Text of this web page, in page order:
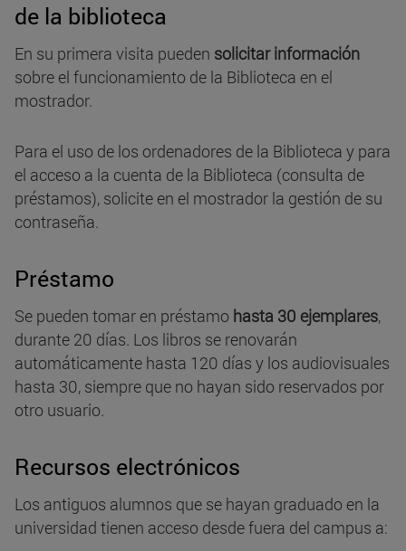
de la biblioteca
En su primera visita pueden solicitar información
sobre el funcionamiento de la Biblioteca en el
mostrador.
Para el uso de los ordenadores de la Biblioteca y para
el acceso a la cuenta de la Biblioteca (consulta de
préstamos), solicite en el mostrador la gestión de su
contraseña.
Préstamo
Se pueden tomar en préstamo hasta 30 ejemplares,
durante 20 días. Los libros se renovarán
automáticamente hasta 120 días y los audiovisuales
hasta 30, siempre que no hayan sido reservados por
otro usuario.
Recursos electrónicos
Los antiguos alumnos que se hayan graduado en la
universidad tienen acceso desde fuera del campus a: